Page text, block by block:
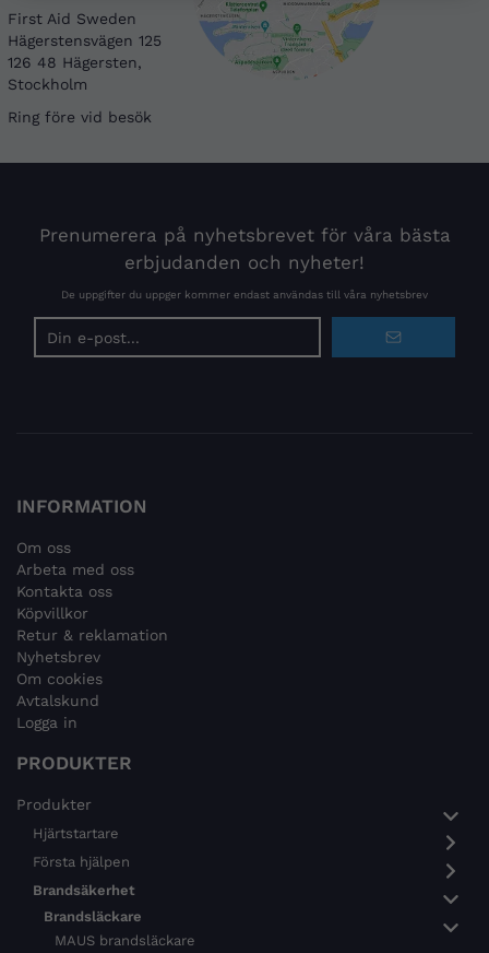
First Aid Sweden
Hägerstensvägen 125
126 48 Hägersten,
Stockholm
Ring före vid besök
Prenumerera på nyhetsbrevet för våra bästa
erbjudanden och nyheter!
De uppgifter du uppger kommer endast användas till våra nyhetsbrev
INFORMATION
Om oss
Arbeta med oss
Kontakta oss
Köpvillkor
Retur & reklamation
Nyhetsbrev
Om cookies
Avtalskund
Logga in
PRODUKTER
Produkter
Hjärtstartare
Första hjälpen
Brandsäkerhet
Brandsläckare
MAUS brandsläckare